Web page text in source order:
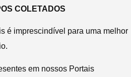
COLETADOS
é imprescindível para uma melhor
em nossos Portais